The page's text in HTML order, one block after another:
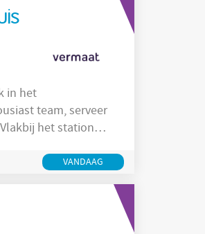
in het
team, serveer
van eenVANDAAG